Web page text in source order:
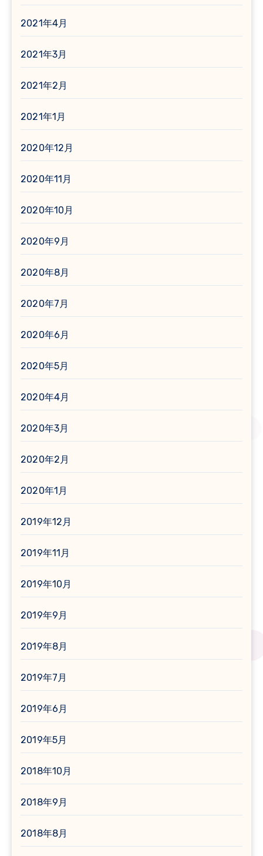
2021年4月
2021年3月
2021年2月
2021年1月
2020年12月
2020年11月
2020年10月
2020年9月
2020年8月
2020年7月
2020年6月
2020年5月
2020年4月
2020年3月
2020年2月
2020年1月
2019年12月
2019年11月
2019年10月
2019年9月
2019年8月
2019年7月
2019年6月
2019年5月
2018年10月
2018年9月
2018年8月